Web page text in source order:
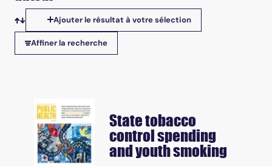
Tris disponibles
Ajouter le résultat à votre sélection
Affiner la recherche
State tobacco
control spending
and youth smoking